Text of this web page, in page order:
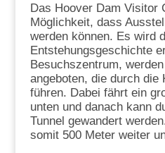
Das Hoover Dam Visitor
Möglichkeit, dass
werden können. Es wird
Entstehungsgeschichte
Besuchszentrum,
angeboten, die durch die
führen. Dabei fährt ein
unten und danach kann
Tunnel gewandert
somit 500 Meter weiter